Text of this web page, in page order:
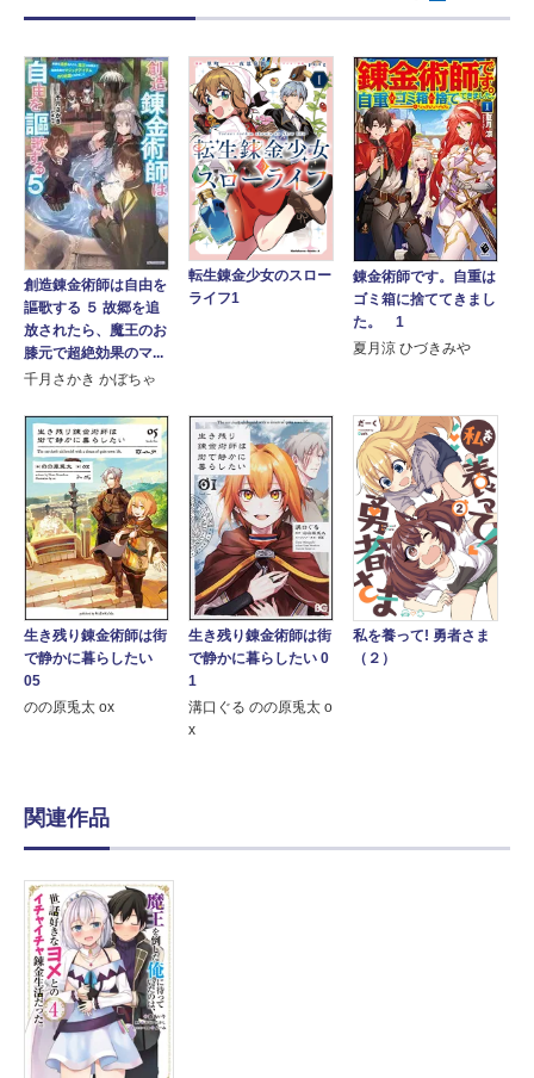
創造錬金術師は自由を
謳歌する ５ 故郷を追
放されたら、魔王のお
膝元で超絶効果のマ...
千月さかき かぼちゃ
転生錬金少女のスロー
ライフ1
錬金術師です。自重は
ゴミ箱に捨ててきまし
た。 1
夏月涼 ひづきみや
生き残り錬金術師は街
で静かに暮らしたい
05
のの原兎太 ox
生き残り錬金術師は街
で静かに暮らしたい 0
1
溝口ぐる のの原兎太 o
x
私を養って! 勇者さま
（２）
関連作品